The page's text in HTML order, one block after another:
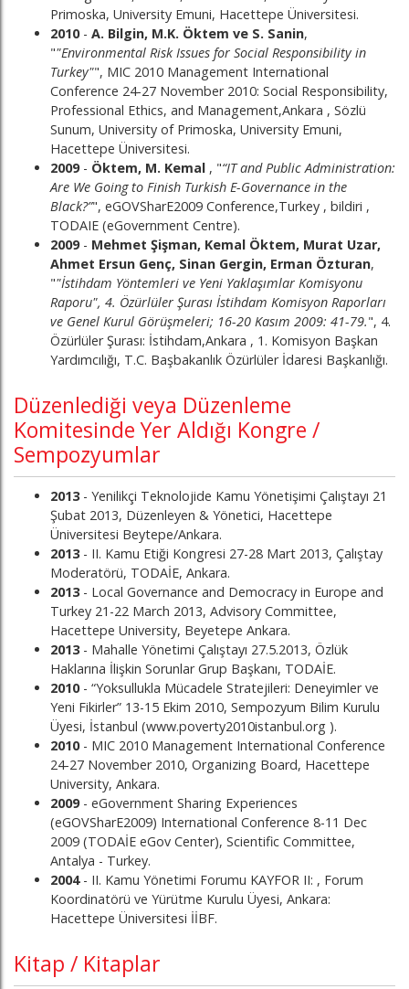
Primoska, University Emuni, Hacettepe Üniversitesi.
2010- A. Bilgin, M.K. Öktem ve S. Sanin,
""Environmental Risk Issues for Social Responsibility in
Turkey"", MIC 2010 Management International
Conference 24-27 November 2010: Social Responsibility,
Professional Ethics, and Management,Ankara , Sözlü
Sunum, University of Primoska, University Emuni,
Hacettepe Üniversitesi.
2009- Öktem, M. Kemal , "“IT and Public Administration:
Are We Going to Finish Turkish E-Governance in the
Black?”", eGOVSharE2009 Conference,Turkey , bildiri ,
TODAIE (eGovernment Centre).
2009- Mehmet Şişman, Kemal Öktem, Murat Uzar,
Ahmet Ersun Genç, Sinan Gergin, Erman Özturan,
""İstihdam Yöntemleri ve Yeni Yaklaşımlar Komisyonu
Raporu", 4. Özürlüler Şurası İstihdam Komisyon Raporları
ve Genel Kurul Görüşmeleri; 16-20 Kasım 2009: 41-79.", 4.
Özürlüler Şurası: İstihdam,Ankara , 1. Komisyon Başkan
Yardımcılığı, T.C. Başbakanlık Özürlüler İdaresi Başkanlığı.
Düzenlediği veya Düzenleme
Komitesinde Yer Aldığı Kongre /
Sempozyumlar
2013- Yenilikçi Teknolojide Kamu Yönetişimi Çalıştayı 21
Şubat 2013, Düzenleyen & Yönetici, Hacettepe
Üniversitesi Beytepe/Ankara.
2013- II. Kamu Etiği Kongresi 27-28 Mart 2013, Çalıştay
Moderatörü, TODAİE, Ankara.
2013- Local Governance and Democracy in Europe and
Turkey 21-22 March 2013, Advisory Committee,
Hacettepe University, Beyetepe Ankara.
2013- Mahalle Yönetimi Çalıştayı 27.5.2013, Özlük
Haklarına İlişkin Sorunlar Grup Başkanı, TODAİE.
2010- “Yoksullukla Mücadele Stratejileri: Deneyimler ve
Yeni Fikirler” 13-15 Ekim 2010, Sempozyum Bilim Kurulu
Üyesi, İstanbul (www.poverty2010istanbul.org ).
2010- MIC 2010 Management International Conference
24-27 November 2010, Organizing Board, Hacettepe
University, Ankara.
2009- eGovernment Sharing Experiences
(eGOVSharE2009) International Conference 8-11 Dec
2009 (TODAİE eGov Center), Scientific Committee,
Antalya - Turkey.
2004- II. Kamu Yönetimi Forumu KAYFOR II: , Forum
Koordinatörü ve Yürütme Kurulu Üyesi, Ankara:
Hacettepe Üniversitesi İİBF.
Kitap / Kitaplar